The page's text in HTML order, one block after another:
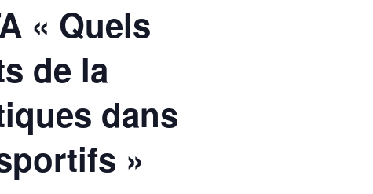
« Quels
de la
dans
»